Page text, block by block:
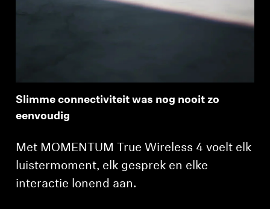
Slimme connectiviteit was nog nooit zo
eenvoudig
Met MOMENTUM True Wireless 4 voelt elk
luistermoment, elk gesprek en elke
interactie lonend aan.